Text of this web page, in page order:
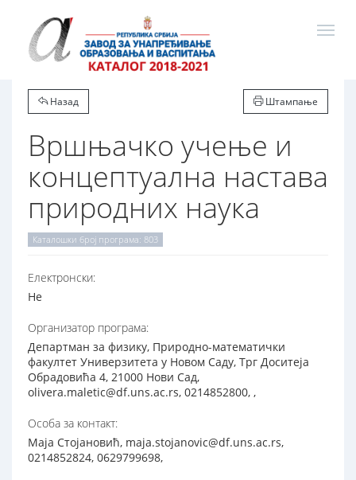
Назад Штампање
Вршњачко учење и
концептуална настава
природних наука
Каталошки број програма: 803
Електронски:
Не
Организатор програма:
Департман за физику, Природно-математички
факултет Универзитета у Новом Саду, Трг Доситеја
Обрадовића 4, 21000 Нови Сад,
olivera.maletic@df.uns.ac.rs, 0214852800, ,
Особа за контакт:
Maja Стојановић, maja.stojanovic@df.uns.ac.rs,
0214852824, 0629799698,